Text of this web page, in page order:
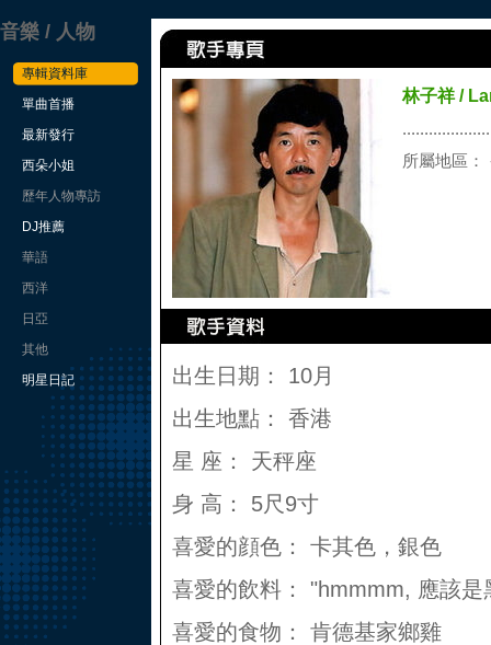
音樂 / 人物
專輯資料庫
單曲首播
最新發行
西朵小姐
歷年人物專訪
DJ推薦
華語
西洋
日亞
其他
明星日記
林子祥 /
所屬地區：
出生日期： 10月
出生地點： 香港
星 座： 天秤座
身 高： 5尺9寸
喜愛的顔色： 卡其色，銀色
喜愛的飲料： "hmmmm, 應該是
喜愛的食物： 肯德基家鄉雞